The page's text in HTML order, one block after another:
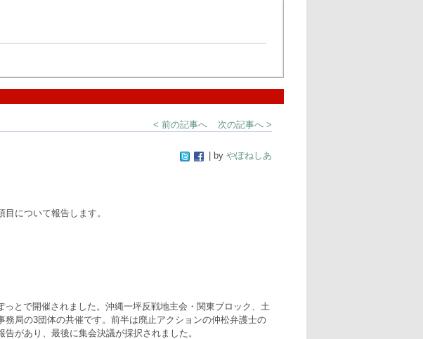
< 前の記事へ 次の記事へ >
| by やぽねしあ
について報告します。
とで開催されました。沖縄一坪反戦地主会・関東ブロック、土
局の3団体の共催です。前半は廃止アクションの仲松弁護士の
があり、最後に集会決議が採択されました。